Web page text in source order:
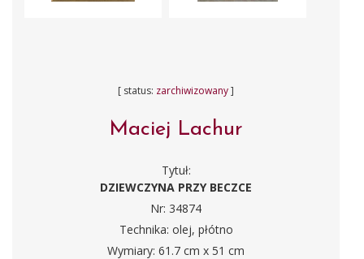
[ status: zarchiwizowany]
Maciej Lachur
Tytuł:
DZIEWCZYNA PRZY BECZCE
Nr: 34874
Technika: olej, płótno
Wymiary: 61.7 cm x 51 cm